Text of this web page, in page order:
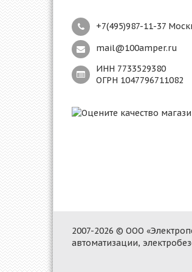
+7(495)987-11-37
mail@100amper.ru
ИНН 7733529380
ОГРН 1047796711082
2007-2026 © ООО
автоматизации,